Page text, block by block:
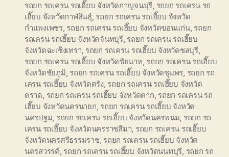
รถยก รถเครน รถเฮี๊ยบ จังหวัดกาญจนบุรี, รถยก รถเครน รถ
เฮี๊ยบ จังหวัดกาฬสินธุ์, รถยก รถเครน รถเฮี๊ยบ จังหวัด
กำแพงเพชร, รถยก รถเครน รถเฮี๊ยบ จังหวัดขอนแก่น, รถยก
รถเครน รถเฮี๊ยบ จังหวัดจันทบุรี, รถยก รถเครน รถเฮี๊ยบ
จังหวัดฉะเชิงเทรา, รถยก รถเครน รถเฮี๊ยบ จังหวัดชลบุรี,
รถยก รถเครน รถเฮี๊ยบ จังหวัดชัยนาท, รถยก รถเครน รถเฮี๊ยบ
จังหวัดชัยภูมิ, รถยก รถเครน รถเฮี๊ยบ จังหวัดชุมพร, รถยก รถ
เครน รถเฮี๊ยบ จังหวัดตรัง, รถยก รถเครน รถเฮี๊ยบ จังหวัด
ตราด, รถยก รถเครน รถเฮี๊ยบ จังหวัดตาก, รถยก รถเครน รถ
เฮี๊ยบ จังหวัดนครนายก, รถยก รถเครน รถเฮี๊ยบ จังหวัด
นครปฐม, รถยก รถเครน รถเฮี๊ยบ จังหวัดนครพนม, รถยก รถ
เครน รถเฮี๊ยบ จังหวัดนครราชสีมา, รถยก รถเครน รถเฮี๊ยบ
จังหวัดนครศรีธรรมราช, รถยก รถเครน รถเฮี๊ยบ จังหวัด
นครสวรรค์, รถยก รถเครน รถเฮี๊ยบ จังหวัดนนทบุรี, รถยก รถ